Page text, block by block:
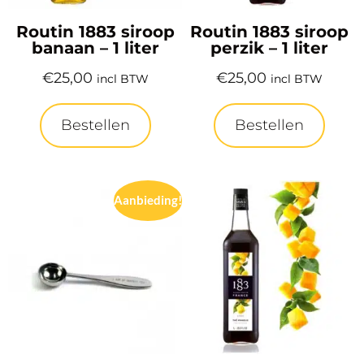
Routin 1883 siroop
banaan – 1 liter
€25,00 incl BTW
Bestellen
Routin 1883 siroop
perzik – 1 liter
€25,00 incl BTW
Bestellen
Aanbieding!